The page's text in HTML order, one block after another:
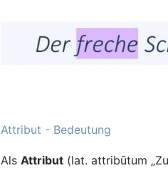
Attribut - Bedeutung
Als Attribut (lat. attribūtum